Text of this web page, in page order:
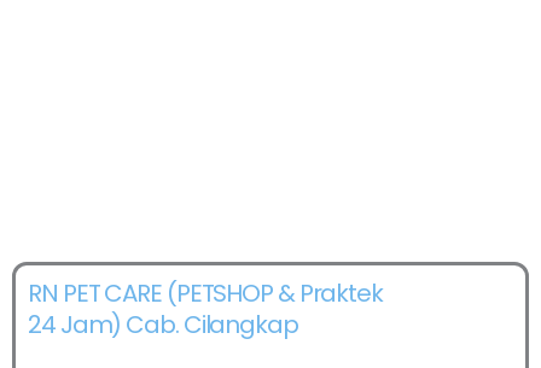
RN PET CARE (PETSHOP & Praktek
24 Jam) Cab. Cilangkap